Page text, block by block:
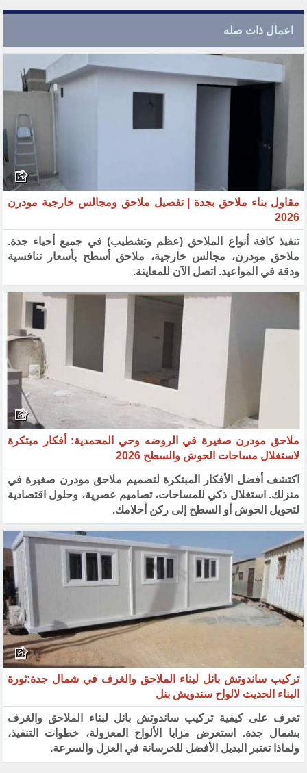
اعمال ذات صله
مقاول بناء ملاحق بجدة | تفصيل ملاحق ومجالس خارجية مودرن
2026
تنفيذ كافة أنواع الملاحق (عظم وتشطيب) في جميع أحياء جدة.
ملاحق مودرن، مجالس خارجية، ملاحق أسطح بأسعار تنافسية
ودقة في المواعيد. اتصل الآن للمعاينة.
ملاحق مودرن صغيرة في الروضه وحي المحمدية: أفكار مبتكرة
لاستغلال مساحات الحوش والسطح 2026
اكتشف أفضل الأفكار المبتكرة لتصميم ملاحق مودرن صغيرة في
منزلك. استغلال ذكي للمساحات، تصاميم عصرية، وحلول اقتصادية
لتحويل الحوش أو السطح إلى ركن أحلامك.
تركيب ساندوتش بانل لبناء الملاحق والغرف في شمال جدة:ثورة
البناء الحديث لالواح سندويش بنل
تعرف على كيفية تركيب ساندوتش بانل لبناء الملاحق والغرف
بشمال جدة. استعرض مزايا الألواح المعزولة، خطوات التنفيذ،
ولماذا تعتبر البديل الأفضل للخرسانة في العزل والسرعة.